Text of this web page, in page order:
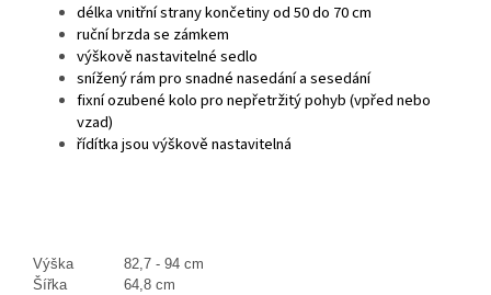
délka vnitřní strany končetiny od 50 do 70 cm
ruční brzda se zámkem
výškově nastavitelné sedlo
snížený rám pro snadné nasedání a sesedání
fixní ozubené kolo pro nepřetržitý pohyb (vpřed nebo
vzad)
řídítka jsou výškově nastavitelná
Výška
82,7 - 94 cm
Šířka
64,8 cm